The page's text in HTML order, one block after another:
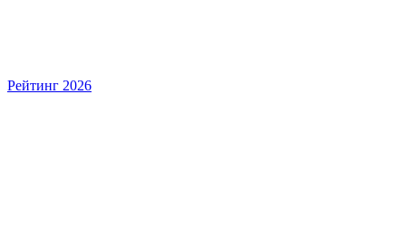
Рейтинг 2026